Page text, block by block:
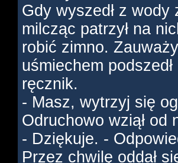
Gdy wyszedł z wody
milcząc patrzył na
robić zimno.
uśmiechem
ręcznik.
- Masz, wytrzyj się
Odruchowo wziął od
- Dziękuje. -
Przez chwilę oddał